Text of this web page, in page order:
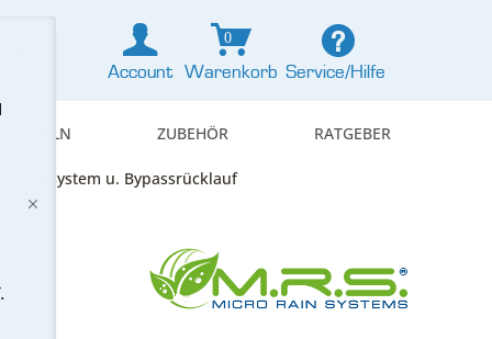
Service/Hilfe
Account
0
Warenkorb
REGELN ZUBEHÖR RATGEBER
Filtersystem u. Bypassrücklauf